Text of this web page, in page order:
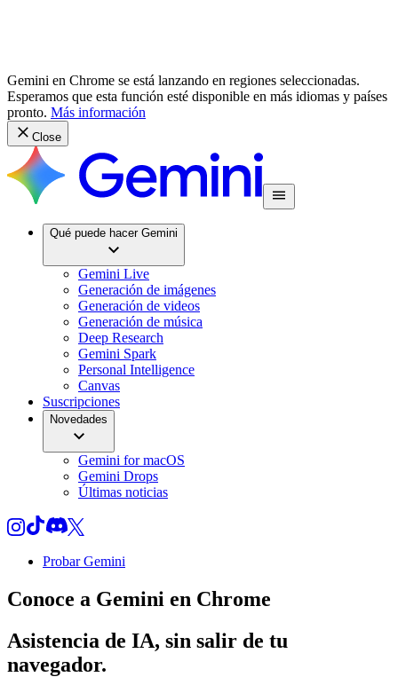
Gemini en Chrome se está lanzando en regiones seleccionadas.
Esperamos que esta función esté disponible en más idiomas y países
pronto. Más información
Close
Qué puede hacer Gemini
Gemini Live
Generación de imágenes
Generación de videos
Generación de música
Deep Research
Gemini Spark
Personal Intelligence
Canvas
Suscripciones
Novedades
Gemini for macOS
Gemini Drops
Últimas noticias
Probar Gemini
Conoce a Gemini en Chrome
Asistencia de IA, sin salir de tu
navegador.